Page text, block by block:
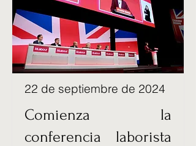
22 de septiembre de 2024
Comienza la
conferencia laborista